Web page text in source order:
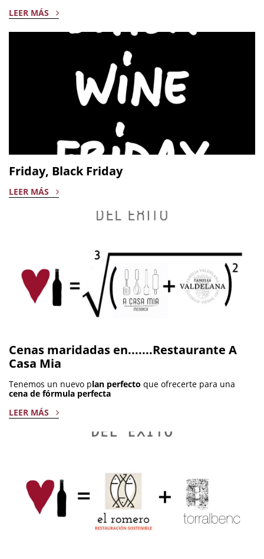
LEER MÁS
Friday, Black Friday
LEER MÁS
Cenas maridadas en.......Restaurante A
Casa Mia
Tenemos un nuevo plan perfecto que ofrecerte para una
cena de fórmula perfecta
LEER MÁS